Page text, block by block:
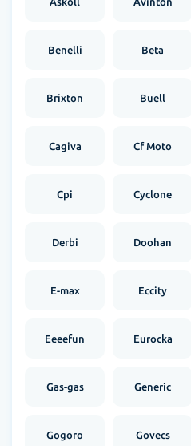
Benelli Beta
Brixton Buell
Cagiva Cf Moto
Cpi Cyclone
Derbi Doohan
E-max Eccity
Eeeefun Eurocka
Gas-gas Generic
Gogoro Govecs